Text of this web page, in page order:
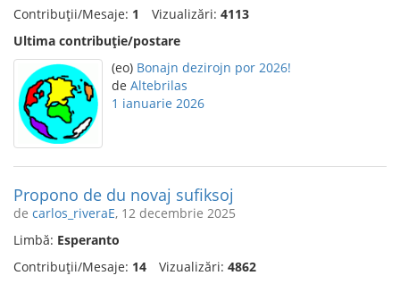
Contribuții/Mesaje: 1 Vizualizări: 4113
Ultima contribuție/postare
(eo) Bonajn dezirojn por 2026!
de Altebrilas
1 ianuarie 2026
Propono de du novaj sufiksoj
de carlos_riveraE, 12 decembrie 2025
Limbă: Esperanto
Contribuții/Mesaje: 14 Vizualizări: 4862